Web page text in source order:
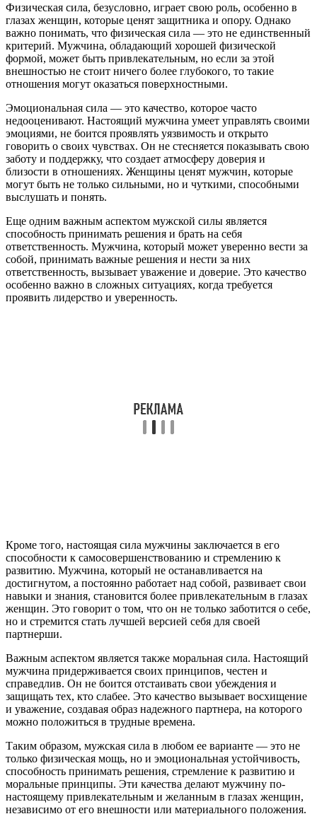
Физическая сила, безусловно, играет свою роль, особенно в
глазах женщин, которые ценят защитника и опору. Однако
важно понимать, что физическая сила — это не единственный
критерий. Мужчина, обладающий хорошей физической
формой, может быть привлекательным, но если за этой
внешностью не стоит ничего более глубокого, то такие
отношения могут оказаться поверхностными.
Эмоциональная сила — это качество, которое часто
недооценивают. Настоящий мужчина умеет управлять своими
эмоциями, не боится проявлять уязвимость и открыто
говорить о своих чувствах. Он не стесняется показывать свою
заботу и поддержку, что создает атмосферу доверия и
близости в отношениях. Женщины ценят мужчин, которые
могут быть не только сильными, но и чуткими, способными
выслушать и понять.
Еще одним важным аспектом мужской силы является
способность принимать решения и брать на себя
ответственность. Мужчина, который может уверенно вести за
собой, принимать важные решения и нести за них
ответственность, вызывает уважение и доверие. Это качество
особенно важно в сложных ситуациях, когда требуется
проявить лидерство и уверенность.
Кроме того, настоящая сила мужчины заключается в его
способности к самосовершенствованию и стремлению к
развитию. Мужчина, который не останавливается на
достигнутом, а постоянно работает над собой, развивает свои
навыки и знания, становится более привлекательным в глазах
женщин. Это говорит о том, что он не только заботится о себе,
но и стремится стать лучшей версией себя для своей
партнерши.
Важным аспектом является также моральная сила. Настоящий
мужчина придерживается своих принципов, честен и
справедлив. Он не боится отстаивать свои убеждения и
защищать тех, кто слабее. Это качество вызывает восхищение
и уважение, создавая образ надежного партнера, на которого
можно положиться в трудные времена.
Таким образом, мужская сила в любом ее варианте — это не
только физическая мощь, но и эмоциональная устойчивость,
способность принимать решения, стремление к развитию и
моральные принципы. Эти качества делают мужчину по-
настоящему привлекательным и желанным в глазах женщин,
независимо от его внешности или материального положения.